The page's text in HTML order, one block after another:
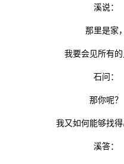
溪说：
那里是家
我要会见所有
石问：
那你呢？
我又如何能够找
溪答：